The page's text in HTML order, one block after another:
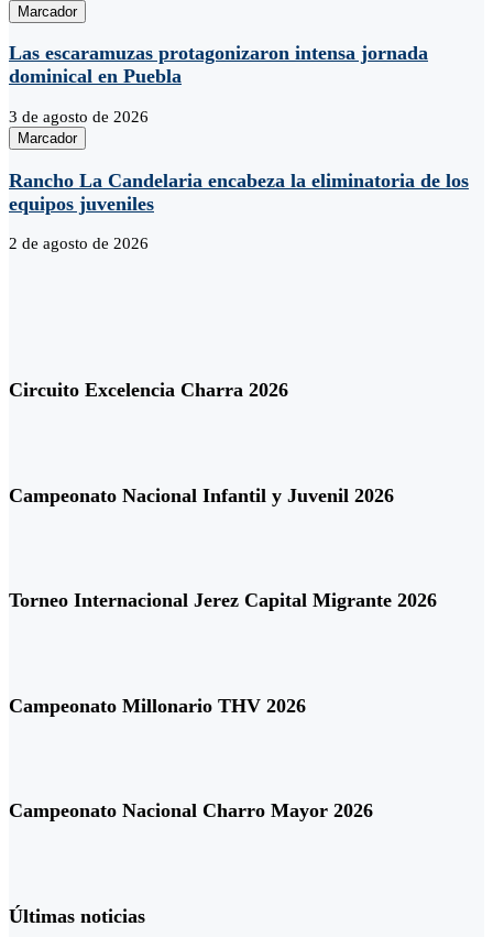
Marcador
Las escaramuzas protagonizaron intensa jornada
dominical en Puebla
3 de agosto de 2026
Marcador
Rancho La Candelaria encabeza la eliminatoria de los
equipos juveniles
2 de agosto de 2026
Circuito Excelencia Charra 2026
Campeonato Nacional Infantil y Juvenil 2026
Torneo Internacional Jerez Capital Migrante 2026
Campeonato Millonario THV 2026
Campeonato Nacional Charro Mayor 2026
Últimas noticias